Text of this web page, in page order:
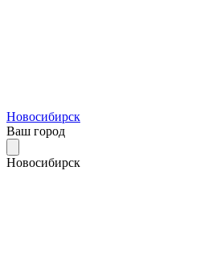
Новосибирск
Ваш город
Новосибирск